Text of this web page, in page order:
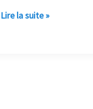
Lire la suite »